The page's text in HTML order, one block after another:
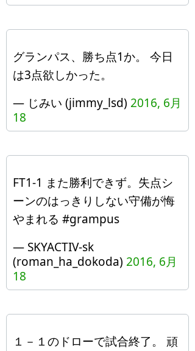
グランパス、勝ち点1か。 今日
は3点欲しかった。
— じみい (jimmy_lsd) 2016, 6月
18
FT1-1 また勝利できず。失点シ
ーンのはっきりしない守備が悔
やまれる #grampus
— SKYACTIV-sk
(roman_ha_dokoda) 2016, 6月
18
１－１のドローで試合終了。 頑